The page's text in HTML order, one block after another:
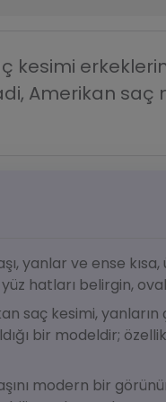
kesimi
Amerikan
yanlar ve ense
hatları belirgin,
saç kesimi, yanların
bir modeldir;
modern bir